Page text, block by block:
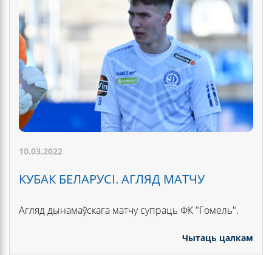
10.03.2022
КУБАК БЕЛАРУСІ. АГЛЯД МАТЧУ
Агляд дынамаўскага матчу супраць ФК "Гомель".
Чытаць цалкам